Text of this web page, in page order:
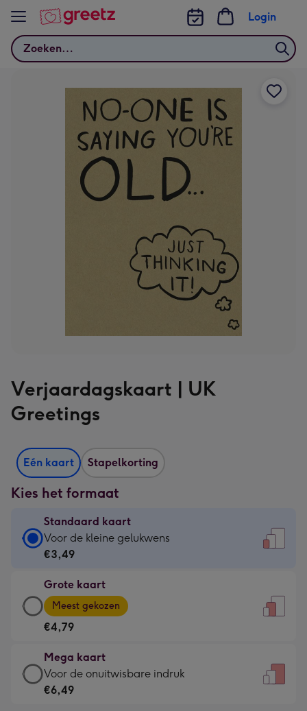
Bekijk meer
Zoeken
Login
Verjaardagskaart | UK
Greetings
Eén kaart Stapelkorting
Kies het formaat
Standaard kaart
Standaard
kaart
€3,49
-
Voor
kleine
gelukwens
-
Voor de kleine gelukwens
€3,49
Grote kaart
Grote
kaart
-
€4,79
-
Meest
gekozen
Meest gekozen
€4,79
Mega kaart
Mega
kaart
Voor de onuitwisbare indruk
€6,49